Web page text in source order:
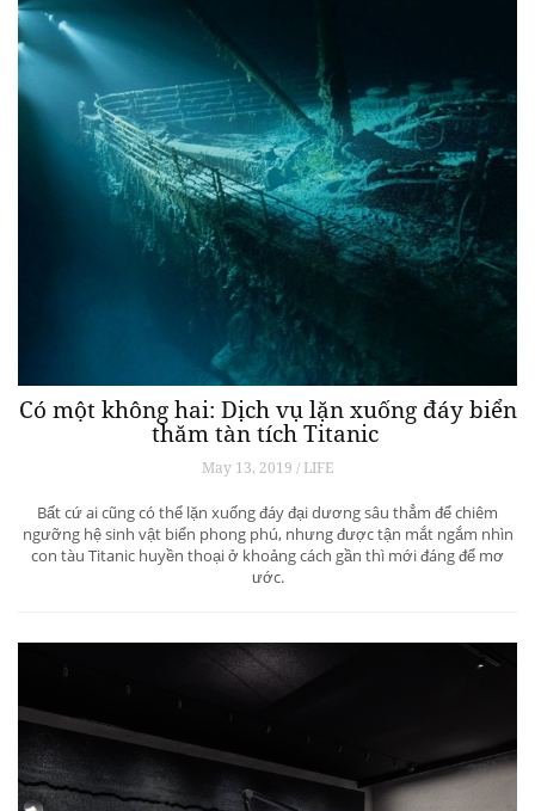
Có một không hai: Dịch vụ lặn xuống đáy biển
thăm tàn tích Titanic
May 13, 2019 / LIFE
Bất cứ ai cũng có thể lặn xuống đáy đại dương sâu thẳm để chiêm
ngưỡng hệ sinh vật biển phong phú, nhưng được tận mắt ngắm nhìn
con tàu Titanic huyền thoại ở khoảng cách gần thì mới đáng để mơ
ước.